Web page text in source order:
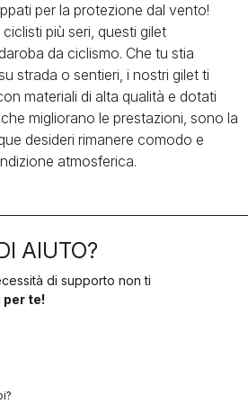
per la protezione dal vento!
più seri, questi gilet
da ciclismo. Che tu stia
strada o sentieri, i nostri gilet ti
materiali di alta qualità e dotati
migliorano le prestazioni, sono la
desideri rimanere comodo e
atmosferica.
AIUTO?
di supporto non ti
per te!